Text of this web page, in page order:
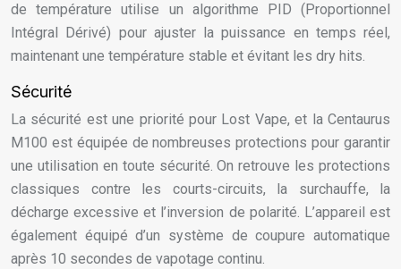
de température utilise un algorithme PID (Proportionnel
Intégral Dérivé) pour ajuster la puissance en temps réel,
maintenant une température stable et évitant les dry hits.
Sécurité
La sécurité est une priorité pour Lost Vape, et la Centaurus
M100 est équipée de nombreuses protections pour garantir
une utilisation en toute sécurité. On retrouve les protections
classiques contre les courts-circuits, la surchauffe, la
décharge excessive et l’inversion de polarité. L’appareil est
également équipé d’un système de coupure automatique
après 10 secondes de vapotage continu.